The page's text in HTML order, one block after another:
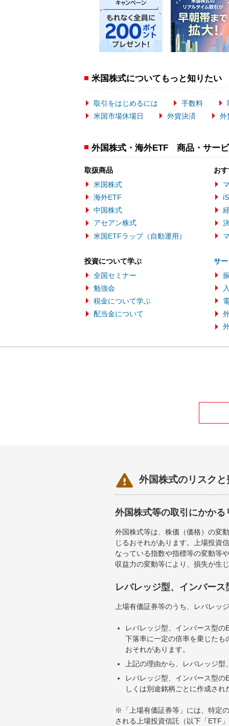
米国株式についてもっと知りたい
取引をはじめるには 手数料
米国市場休場日
外貨決済 外
外国株式・海外ETF 商品・サー
取扱商品
米国株式
海外ETF
中国株式
アセアン株式
米国ETFラップ（自動運用）
お
投資について学ぶ
全国セミナー
勉強会
税金について学ぶ
配当金について
サ
 外国株式のリスク
外国株式等の取引にかかる
外国株式等は、株価（価格）の変
じるおそれがあります。上場投資
なっている指数や指標等の変動等
収益力の変動等により、損失が生
レバレッジ型、インバー
上場有価証券等のうち、レバレッ
レバレッジ型、インバース型
下落率に一定の倍率を乗じた
おそれがあります。
上記の理由から、レバレッジ
レバレッジ型、インバース型
しくは別途銘柄ごとに作成さ
※「上場有価証券等」には、特定
される上場投資信託（以下「ETF